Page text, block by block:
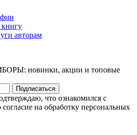
книгу
авторам
новинки, акции и топовые
Подписаться
что ознакомился с
на обработку персональных